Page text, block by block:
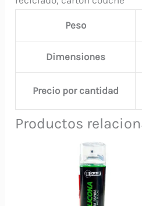
Peso
Dimensiones
Precio por cantidad
Productos